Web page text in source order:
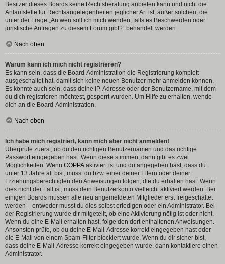
Besitzer dieses Boards keine Rechtsberatung anbieten kann und nicht die
Anlaufstelle für Rechtsangelegenheiten jeglicher Art ist; außer solchen, die
unter der Frage „An wen soll ich mich wenden, falls es Beschwerden oder
juristische Anfragen zu diesem Forum gibt?“ behandelt werden.
Nach oben
Warum kann ich mich nicht registrieren?
Es kann sein, dass die Board-Administration die Registrierung komplett
ausgeschaltet hat, damit sich keine neuen Benutzer mehr anmelden können.
Es könnte auch sein, dass deine IP-Adresse oder der Benutzername, mit dem
du dich registrieren möchtest, gesperrt wurden. Um Hilfe zu erhalten, wende
dich an die Board-Administration.
Nach oben
Ich habe mich registriert, kann mich aber nicht anmelden!
Überprüfe zuerst, ob du den richtigen Benutzernamen und das richtige
Passwort eingegeben hast. Wenn diese stimmen, dann gibt es zwei
Möglichkeiten. Wenn COPPA aktiviert ist und du angegeben hast, dass du
unter 13 Jahre alt bist, musst du bzw. einer deiner Eltern oder deiner
Erziehungsberechtigten den Anweisungen folgen, die du erhalten hast. Wenn
dies nicht der Fall ist, muss dein Benutzerkonto vielleicht aktiviert werden. Bei
einigen Boards müssen alle neu angemeldeten Mitglieder erst freigeschaltet
werden – entweder musst du dies selbst erledigen oder ein Administrator. Bei
der Registrierung wurde dir mitgeteilt, ob eine Aktivierung nötig ist oder nicht.
Wenn du eine E-Mail erhalten hast, folge den dort enthaltenen Anweisungen.
Ansonsten prüfe, ob du deine E-Mail-Adresse korrekt eingegeben hast oder
die E-Mail von einem Spam-Filter blockiert wurde. Wenn du dir sicher bist,
dass deine E-Mail-Adresse korrekt eingegeben wurde, dann kontaktiere einen
Administrator.